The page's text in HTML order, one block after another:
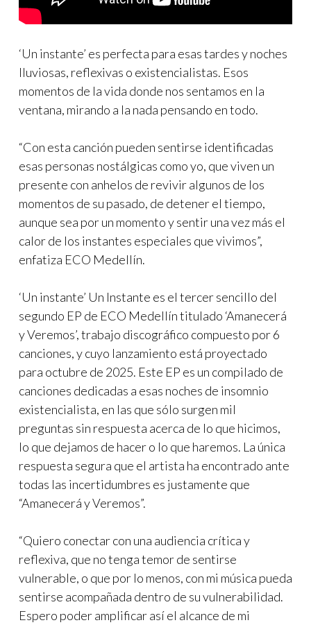
‘Un instante’ es perfecta para esas tardes y noches
lluviosas, reflexivas o existencialistas. Esos
momentos de la vida donde nos sentamos en la
ventana, mirando a la nada pensando en todo.
“Con esta canción pueden sentirse identificadas
esas personas nostálgicas como yo, que viven un
presente con anhelos de revivir algunos de los
momentos de su pasado, de detener el tiempo,
aunque sea por un momento y sentir una vez más el
calor de los instantes especiales que vivimos”,
enfatiza ECO Medellín.
‘Un instante’ Un Instante es el tercer sencillo del
segundo EP de ECO Medellín titulado ‘Amanecerá
y Veremos’, trabajo discográfico compuesto por 6
canciones, y cuyo lanzamiento está proyectado
para octubre de 2025. Este EP es un compilado de
canciones dedicadas a esas noches de insomnio
existencialista, en las que sólo surgen mil
preguntas sin respuesta acerca de lo que hicimos,
lo que dejamos de hacer o lo que haremos. La única
respuesta segura que el artista ha encontrado ante
todas las incertidumbres es justamente que
“Amanecerá y Veremos”.
“Quiero conectar con una audiencia crítica y
reflexiva, que no tenga temor de sentirse
vulnerable, o que por lo menos, con mi música pueda
sentirse acompañada dentro de su vulnerabilidad.
Espero poder amplificar así el alcance de mi